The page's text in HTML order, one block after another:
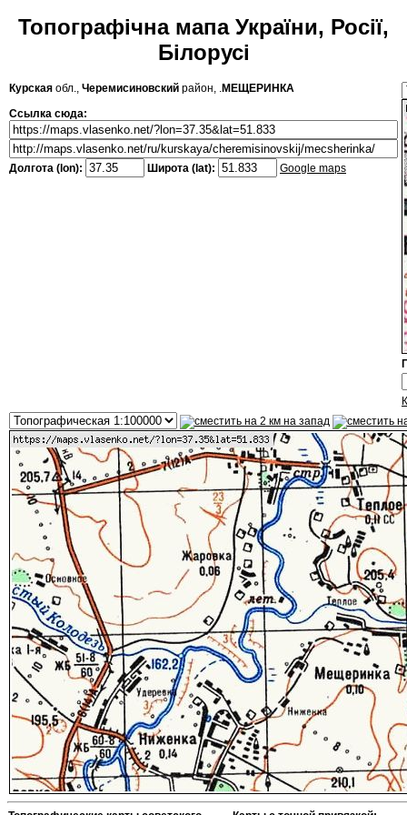
Топографічна мапа України, Росії,
Білорусі
Курская обл., Черемисиновский район, .МЕЩЕРИНКА
Ссылка сюда:
Долгота (lon): Широта (lat): Google maps